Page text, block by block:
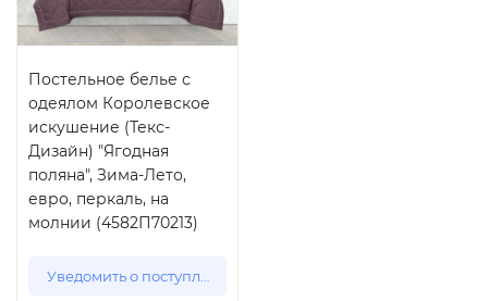
Постельное белье с
одеялом Королевское
искушение (Текс-
Дизайн) "Ягодная
поляна", Зима-Лето,
евро, перкаль, на
молнии (4582П70213)
Уведомить о поступлении